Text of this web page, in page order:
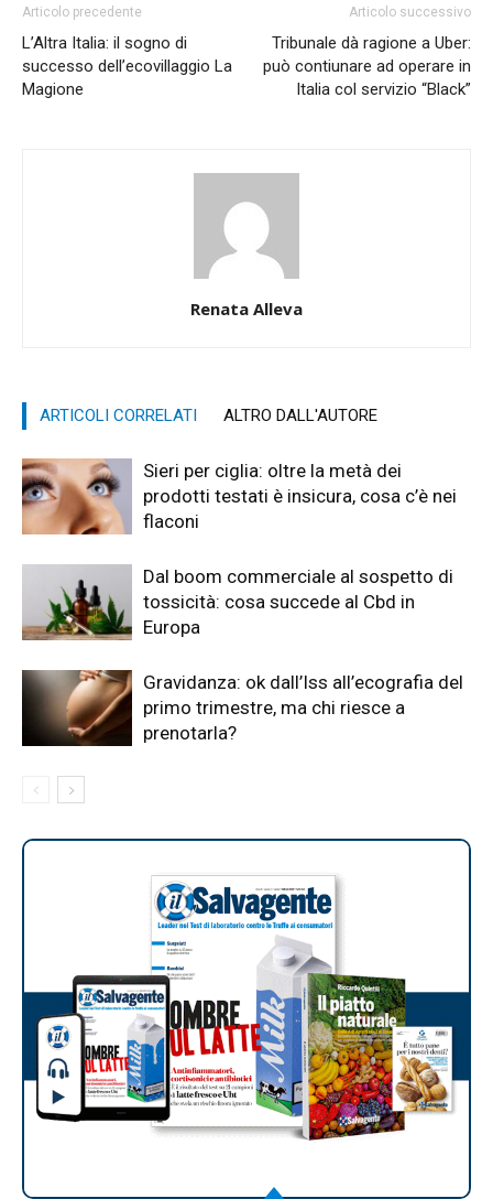
Articolo precedente
L’Altra Italia: il sogno di
successo dell’ecovillaggio La
Magione
Articolo successivo
Tribunale dà ragione a Uber:
può contiunare ad operare in
Italia col servizio “Black”
Renata Alleva
ARTICOLI CORRELATI ALTRO DALL'AUTORE
Sieri per ciglia: oltre la metà dei
prodotti testati è insicura, cosa c’è nei
flaconi
Dal boom commerciale al sospetto di
tossicità: cosa succede al Cbd in
Europa
Gravidanza: ok dall’Iss all’ecografia del
primo trimestre, ma chi riesce a
prenotarla?